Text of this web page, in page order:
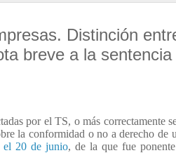
Distinción
breve a la
por el TS, o más correctamente
la conformidad o no a derecho de
el 20 de junio, de la que fue